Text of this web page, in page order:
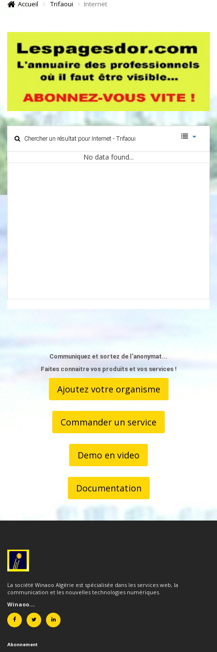
Accueil Trifaoui Internet
Chercher un résultat pour Internet - Trifaoui
No data found...
Communiquez et sortez de l'anonymat...
Faites connaitre vos produits et vos services !
Ajoutez votre organisme
Commander un service
Demo en video
Documentation
La société Winaoo Algérie est spécialisée dans les services web, la
communication et les nouvelles technologies numériques.
Winaoo....
Abonnement